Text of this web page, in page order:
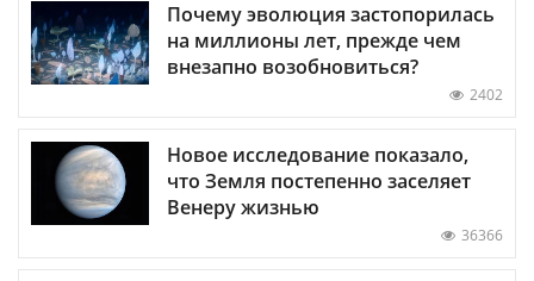
Почему эволюция застопорилась
на миллионы лет, прежде чем
внезапно возобновиться?
2402
Новое исследование показало,
что Земля постепенно заселяет
Венеру жизнью
36366